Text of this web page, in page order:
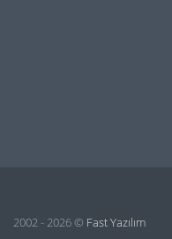
2002 - 2026 © Fast Yazılım